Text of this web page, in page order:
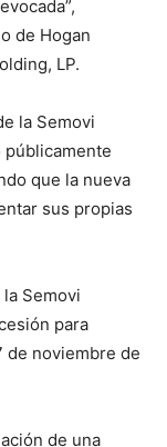
de Hogan
LP.
la Semovi
públicamente
que la nueva
sus propias
Semovi
para
de noviembre de
de una